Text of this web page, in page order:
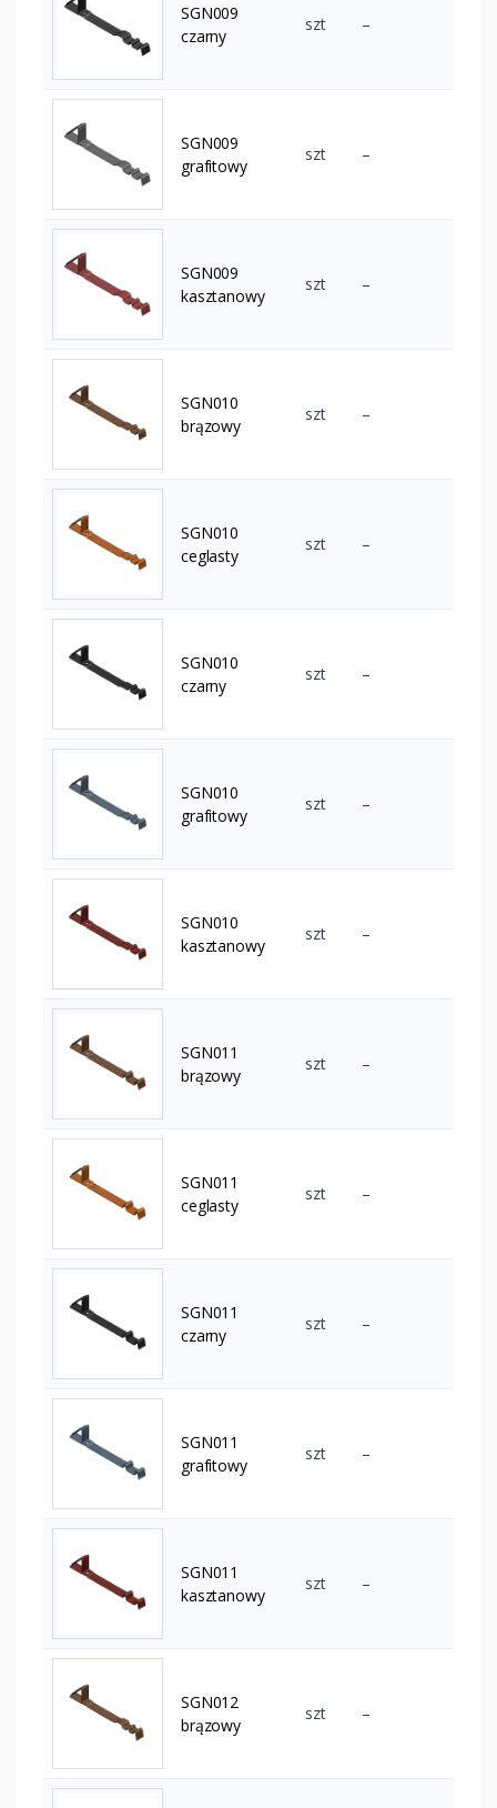
SGN009
czarny
szt –
SGN009
grafitowy
szt –
SGN009
kasztanowy
szt –
SGN010
brązowy
szt –
SGN010
ceglasty
szt –
SGN010
czarny
szt –
SGN010
grafitowy
szt –
SGN010
kasztanowy
szt –
SGN011
brązowy
szt –
SGN011
ceglasty
szt –
SGN011
czarny
szt –
SGN011
grafitowy
szt –
SGN011
kasztanowy
szt –
SGN012
brązowy
szt –